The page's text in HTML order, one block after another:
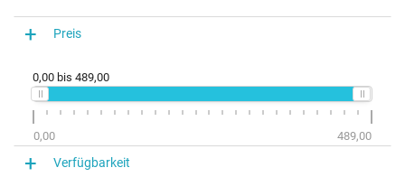
Preis
0,00 bis 489,00
0,00 489,00
Verfügbarkeit